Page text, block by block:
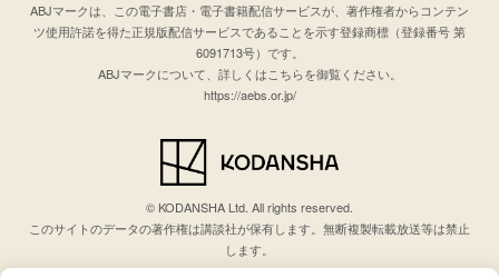
ABJマークは、この電子書店・電子書籍配信サービスが、著作権者からコンテン
ツ使用許諾を得た正規版配信サービスであることを示す登録商標（登録番号 第
6091713号）です。
ABJマークについて、詳しくはこちらを御覧ください。
https://aebs.or.jp/
© KODANSHA Ltd. All rights reserved.
このサイトのデータの著作権は講談社が保有します。無断複製転載放送等は禁止
します。